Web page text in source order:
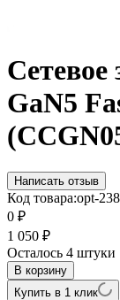
Сетевое
GaN5
Написать отзыв
Код товара:opt-
0 ₽
1 050 ₽
Осталось 4 штуки
В корзину
Купить в 1 клик